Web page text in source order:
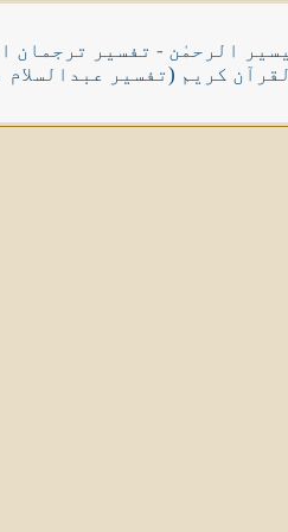
الرحمٰن - تفسیر ترجمان
کریم (تفسیر عبدالسلام